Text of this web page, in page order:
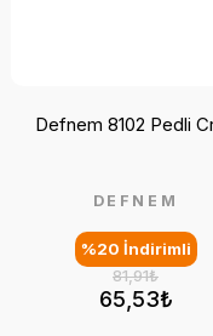
65,53₺
81,91₺
%20 İndirimli
DEFNEM
Defnem 8102 Pedli